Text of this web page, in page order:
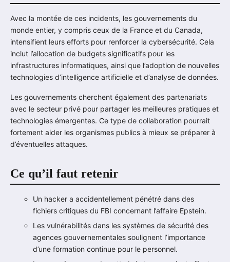
Avec la montée de ces incidents, les gouvernements du
monde entier, y compris ceux de la France et du Canada,
intensifient leurs efforts pour renforcer la cybersécurité. Cela
inclut l’allocation de budgets significatifs pour les
infrastructures informatiques, ainsi que l’adoption de nouvelles
technologies d’intelligence artificielle et d’analyse de données.
Les gouvernements cherchent également des partenariats
avec le secteur privé pour partager les meilleures pratiques et
technologies émergentes. Ce type de collaboration pourrait
fortement aider les organismes publics à mieux se préparer à
d’éventuelles attaques.
Ce qu’il faut retenir
Un hacker a accidentellement pénétré dans des
fichiers critiques du FBI concernant l’affaire Epstein.
Les vulnérabilités dans les systèmes de sécurité des
agences gouvernementales soulignent l’importance
d’une formation continue pour le personnel.